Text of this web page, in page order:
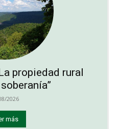
propiedad rural
2026
más